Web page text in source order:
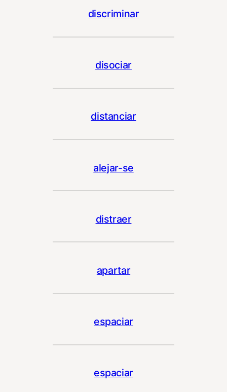
discriminar
disociar
distanciar
alejar-se
distraer
apartar
espaciar
espaciar